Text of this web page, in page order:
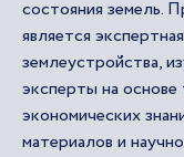
состояния земель.
является
землеустройства,
эксперты на основе
экономических
материалов и